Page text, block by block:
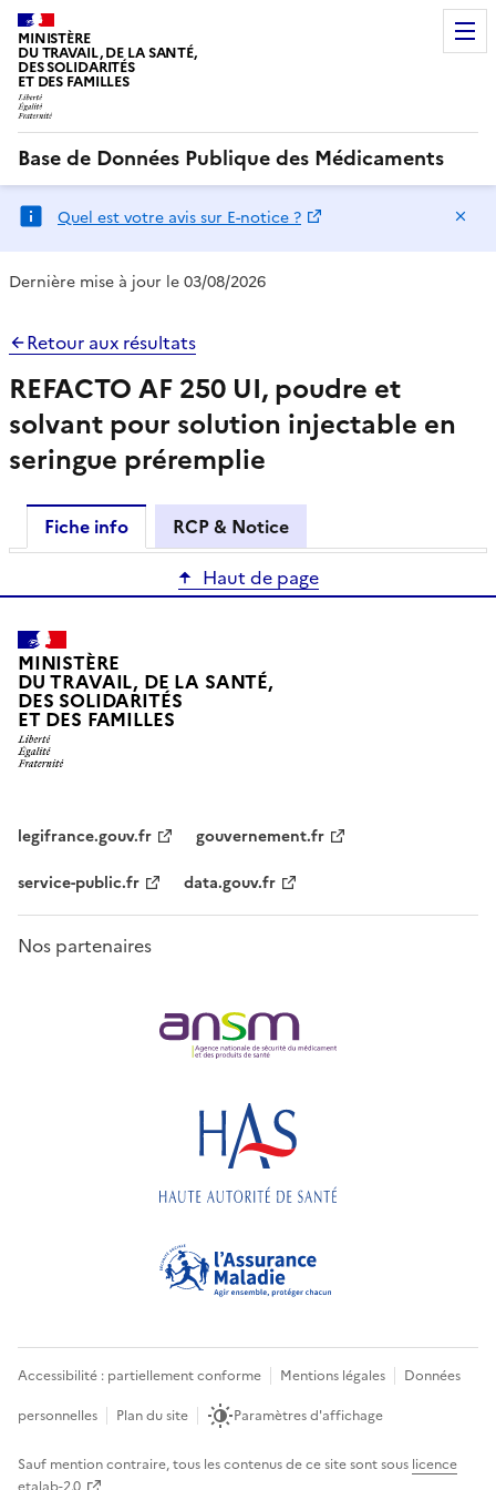
MINISTÈRE
DU TRAVAIL, DE LA SANTÉ,
DES SOLIDARITÉS
ET DES FAMILLES
Base de Données Publique des Médicaments
Quel est votre avis sur E-notice ?
Dernière mise à jour le 03/08/2026
Retour aux résultats
REFACTO AF 250 UI, poudre et
solvant pour solution injectable en
seringue préremplie
Fiche info
RCP & Notice
Haut de page
MINISTÈRE
DU TRAVAIL, DE LA SANTÉ,
DES SOLIDARITÉS
ET DES FAMILLES
legifrance.gouv.fr
gouvernement.fr
service-public.fr
data.gouv.fr
Nos partenaires
Accessibilité : partiellement conforme Mentions légales
Données
personnelles
Plan du site Paramètres d'affichage
Sauf mention contraire, tous les contenus de ce site sont sous licence